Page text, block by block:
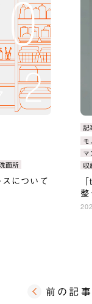
面所
について
カ
テ
ゴ
リ
記
タ
グ：
モ
マ
収
前の記事